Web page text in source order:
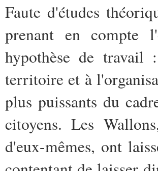
Faute d'études
prenant en compte
hypothèse de
territoire et à
plus puissants du
citoyens. Les
d'eux-mêmes, ont